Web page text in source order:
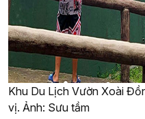
Khu Du Lịch Vườn Xoài
vị. Ảnh: Sưu tầm